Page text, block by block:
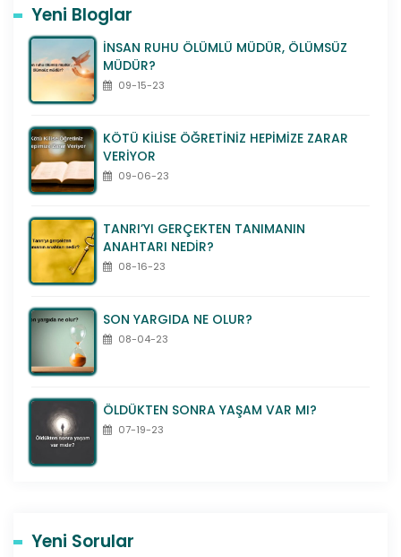
markobet
marsbahis
meritroyalbet
milanobet
mobilbahis
oslobet
perabet
piabet
pinbahis
polobet
pulibet
safirbet
sekabet
tempobet
trbet
vdcasino
vegabet
venusbet
Yeni Bloglar
İNSAN RUHU ÖLÜMLÜ MÜDÜR, ÖLÜMSÜZ
MÜDÜR?
09-15-23
KÖTÜ KİLİSE ÖĞRETİNİZ HEPİMİZE ZARAR
VERİYOR
09-06-23
TANRI’YI GERÇEKTEN TANIMANIN
ANAHTARI NEDİR?
08-16-23
SON YARGIDA NE OLUR?
08-04-23
ÖLDÜKTEN SONRA YAŞAM VAR MI?
07-19-23
Yeni Sorular